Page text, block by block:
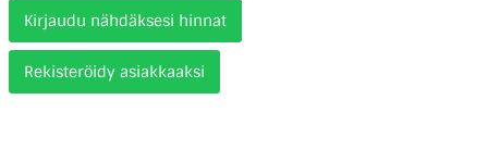
Kirjaudu nähdäksesi hinnat
Rekisteröidy asiakkaaksi